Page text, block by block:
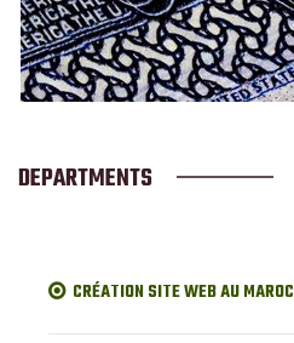
DEPARTMENTS
CRÉATION SITE WEB AU MAROC